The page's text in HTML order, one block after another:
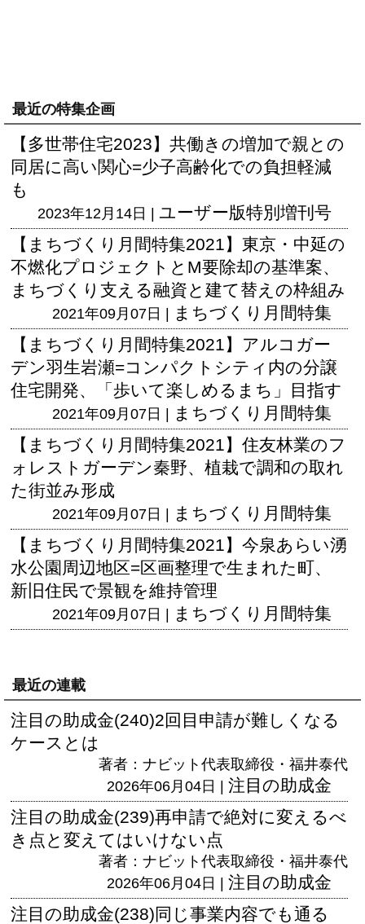
最近の特集企画
【多世帯住宅2023】共働きの増加で親との
同居に高い関心=少子高齢化での負担軽減
も
2023年12月14日 | ユーザー版特別増刊号
【まちづくり月間特集2021】東京・中延の
不燃化プロジェクトとM要除却の基準案、
まちづくり支える融資と建て替えの枠組み
2021年09月07日 | まちづくり月間特集
【まちづくり月間特集2021】アルコガー
デン羽生岩瀬=コンパクトシティ内の分譲
住宅開発、「歩いて楽しめるまち」目指す
2021年09月07日 | まちづくり月間特集
【まちづくり月間特集2021】住友林業のフ
ォレストガーデン秦野、植栽で調和の取れ
た街並み形成
2021年09月07日 | まちづくり月間特集
【まちづくり月間特集2021】今泉あらい湧
水公園周辺地区=区画整理で生まれた町、
新旧住民で景観を維持管理
2021年09月07日 | まちづくり月間特集
最近の連載
注目の助成金(240)2回目申請が難しくなる
ケースとは
著者：ナビット代表取締役・福井泰代
2026年06月04日 | 注目の助成金
注目の助成金(239)再申請で絶対に変えるべ
き点と変えてはいけない点
著者：ナビット代表取締役・福井泰代
2026年06月04日 | 注目の助成金
注目の助成金(238)同じ事業内容でも通る